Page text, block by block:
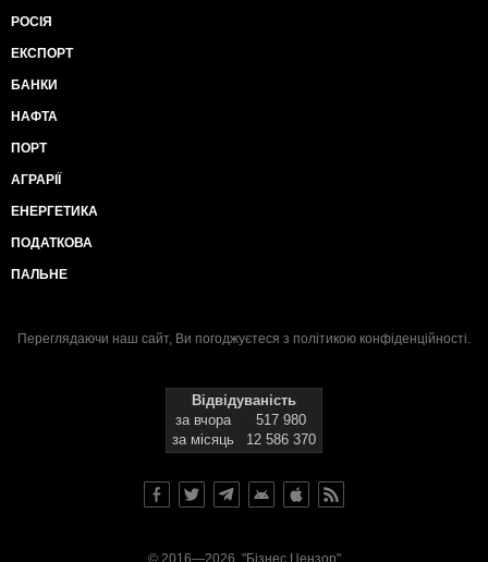
РОСІЯ
ЕКСПОРТ
БАНКИ
НАФТА
ПОРТ
АГРАРІЇ
ЕНЕРГЕТИКА
ПОДАТКОВА
ПАЛЬНЕ
Переглядаючи наш сайт, Ви погоджуєтеся з політикою конфіденційності.
Відвідуваність
за вчора
517 980
за місяць
12 586 370
© 2016—2026, "Бізнес Цензор"